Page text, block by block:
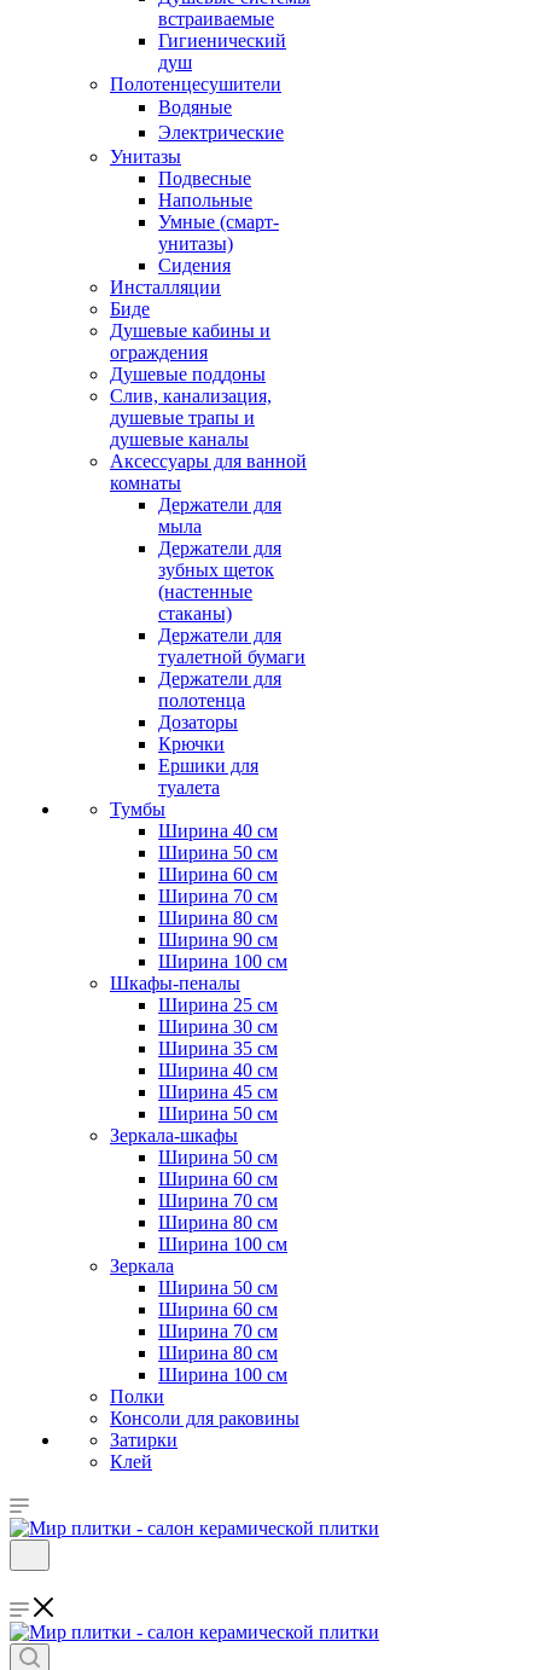
встраиваемые
Гигиенический
душ
Полотенцесушители
ㅤВодяные
ㅤЭлектрические
Унитазы
Подвесные
Напольные
Умные (смарт-
унитазы)
Сидения
Инсталляции
Биде
Душевые кабины и
ограждения
Душевые поддоны
Слив, канализация,
душевые трапы и
душевые каналы
Аксессуары для ванной
комнаты
Держатели для
мыла
Держатели для
зубных щеток
(настенные
стаканы)
Держатели для
туалетной бумаги
Держатели для
полотенца
Дозаторы
Крючки
Ершики для
туалета
Тумбы
Ширина 40 см
Ширина 50 см
Ширина 60 см
Ширина 70 см
Ширина 80 см
Ширина 90 см
Ширина 100 см
Шкафы-пеналы
Ширина 25 см
Ширина 30 см
Ширина 35 см
Ширина 40 см
Ширина 45 см
Ширина 50 см
Зеркала-шкафы
Ширина 50 см
Ширина 60 см
Ширина 70 см
Ширина 80 см
Ширина 100 см
Зеркала
Ширина 50 см
Ширина 60 см
Ширина 70 см
Ширина 80 см
Ширина 100 см
Полки
Консоли для раковины
Затирки
Клей